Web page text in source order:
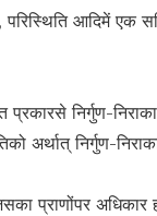
आदिमें एक
प्रकारसे निर्गुण-
अर्थात् निर्गुण-
प्राणोंपर अधिकार